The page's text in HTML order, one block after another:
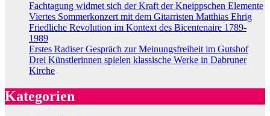
Fachtagung widmet sich der Kraft der Kneippschen Elemente
Viertes Sommerkonzert mit dem Gitarristen Matthias Ehrig
Friedliche Revolution im Kontext des Bicentenaire 1789-
1989
Erstes Radiser Gespräch zur Meinungsfreiheit im Gutshof
Drei Künstlerinnen spielen klassische Werke in Dabruner
Kirche
Kategorien